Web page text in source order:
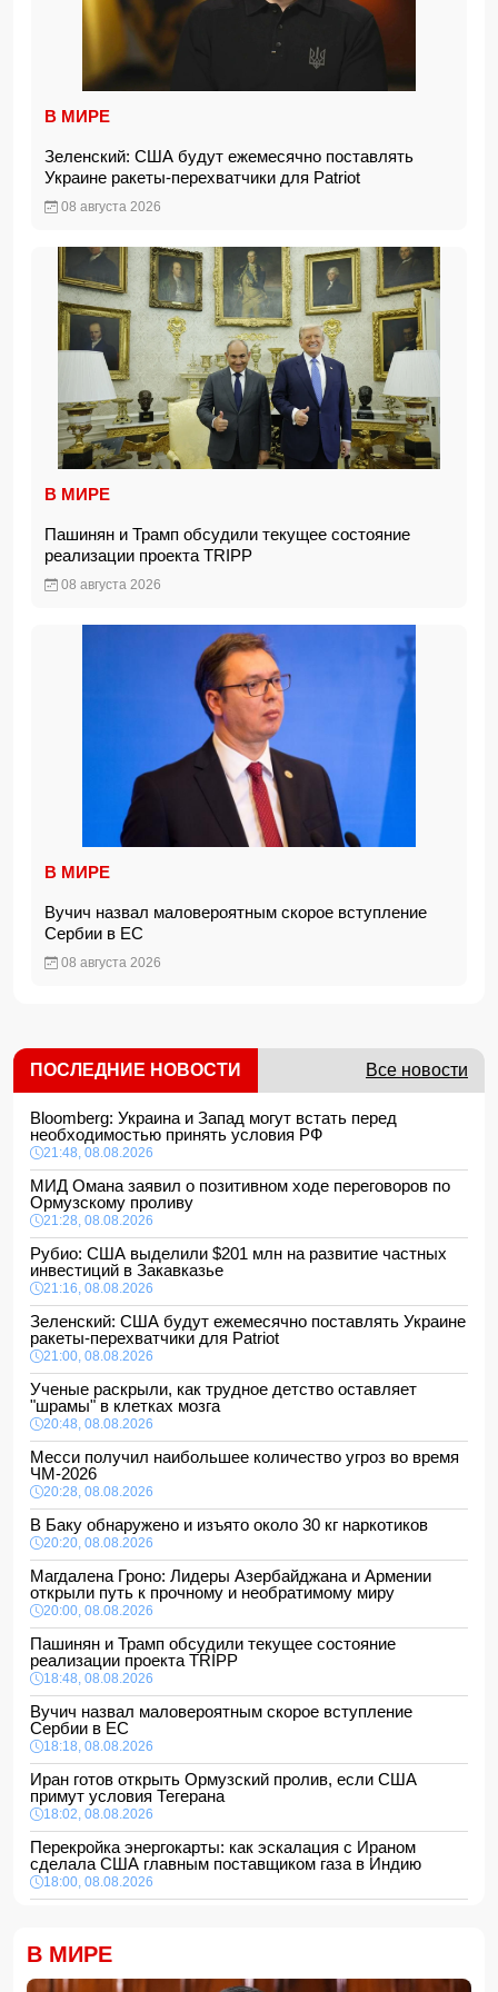
В МИРЕ
Зеленский: США будут ежемесячно поставлять
Украине ракеты-перехватчики для Patriot
08 августа 2026
В МИРЕ
Пашинян и Трамп обсудили текущее состояние
реализации проекта TRIPP
08 августа 2026
В МИРЕ
Вучич назвал маловероятным скорое вступление
Сербии в ЕС
08 августа 2026
ПОСЛЕДНИЕ НОВОСТИ Все новости
Bloomberg: Украина и Запад могут встать перед
необходимостью принять условия РФ
21:48, 08.08.2026
МИД Омана заявил о позитивном ходе переговоров по
Ормузскому проливу
21:28, 08.08.2026
Рубио: США выделили $201 млн на развитие частных
инвестиций в Закавказье
21:16, 08.08.2026
Зеленский: США будут ежемесячно поставлять Украине
ракеты-перехватчики для Patriot
21:00, 08.08.2026
Ученые раскрыли, как трудное детство оставляет
"шрамы" в клетках мозга
20:48, 08.08.2026
Месси получил наибольшее количество угроз во время
ЧМ-2026
20:28, 08.08.2026
В Баку обнаружено и изъято около 30 кг наркотиков
20:20, 08.08.2026
Магдалена Гроно: Лидеры Азербайджана и Армении
открыли путь к прочному и необратимому миру
20:00, 08.08.2026
Пашинян и Трамп обсудили текущее состояние
реализации проекта TRIPP
18:48, 08.08.2026
Вучич назвал маловероятным скорое вступление
Сербии в ЕС
18:18, 08.08.2026
Иран готов открыть Ормузский пролив, если США
примут условия Тегерана
18:02, 08.08.2026
Перекройка энергокарты: как эскалация с Ираном
сделала США главным поставщиком газа в Индию
18:00, 08.08.2026
16:48, 08.08.2026
Турция ограничивает проход коммерческих судов в
В МИРЕ